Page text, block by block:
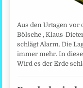
Aus den Urtagen
Bölsche , Klaus-
schlägt Alarm. Die
immer mehr. In
Wird es der Erde